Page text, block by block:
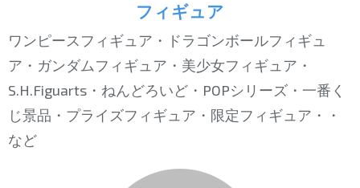
フィギュア
ワンピースフィギュア・ドラゴンボールフィギュ
ア・ガンダムフィギュア・美少女フィギュア・
S.H.Figuarts・ねんどろいど・POPシリーズ・一番く
じ景品・プライズフィギュア・限定フィギュア・・
など